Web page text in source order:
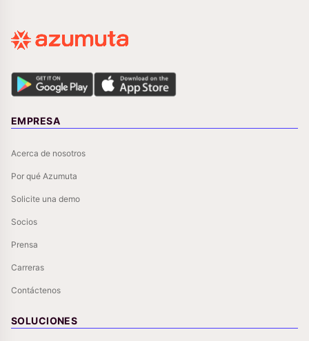
EMPRESA
Acerca de nosotros
Por qué Azumuta
Solicite una demo
Socios
Prensa
Carreras
Contáctenos
SOLUCIONES